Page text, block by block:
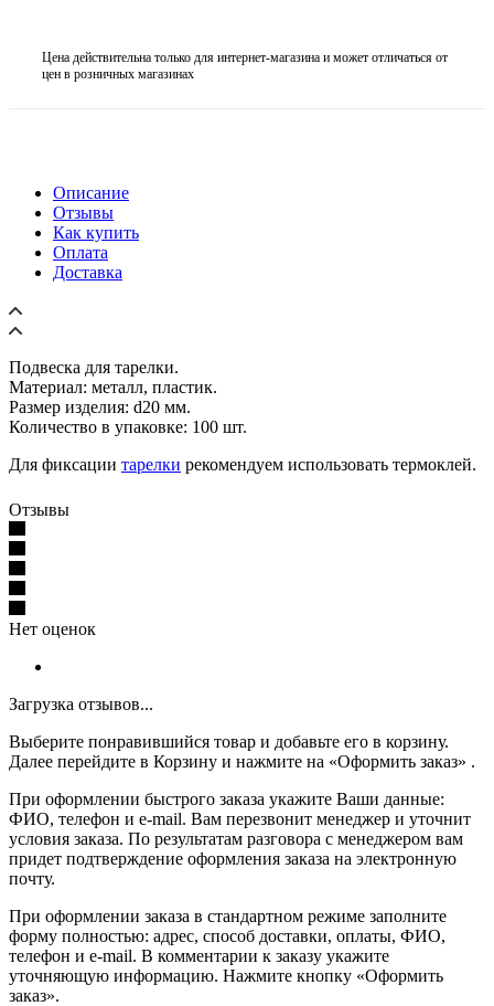
Цена действительна только для интернет-магазина и может отличаться от
цен в розничных магазинах
Описание
Отзывы
Как купить
Оплата
Доставка
Подвеска для тарелки.
Материал: металл, пластик.
Размер изделия: d20 мм.
Количество в упаковке: 100 шт.
Для фиксации тарелки рекомендуем использовать термоклей.
Отзывы
Нет оценок
Загрузка отзывов...
Выберите понравившийся товар и добавьте его в корзину.
Далее перейдите в Корзину и нажмите на «Оформить заказ» .
При оформлении быстрого заказа укажите Ваши данные:
ФИО, телефон и e-mail. Вам перезвонит менеджер и уточнит
условия заказа. По результатам разговора с менеджером вам
придет подтверждение оформления заказа на электронную
почту.
При оформлении заказа в стандартном режиме заполните
форму полностью: адрес, способ доставки, оплаты, ФИО,
телефон и e-mail. В комментарии к заказу укажите
уточняющую информацию. Нажмите кнопку «Оформить
заказ».